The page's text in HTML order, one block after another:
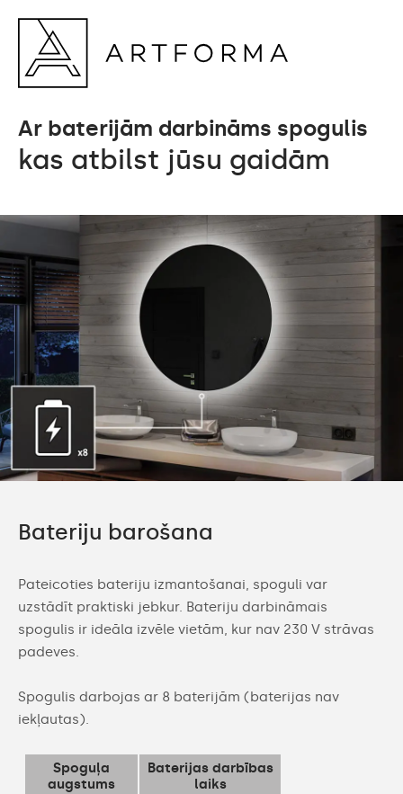
Ar baterijām darbināms spogulis
kas atbilst jūsu gaidām
Bateriju barošana
Pateicoties bateriju izmantošanai, spoguli var
uzstādīt praktiski jebkur. Bateriju darbināmais
spogulis ir ideāla izvēle vietām, kur nav 230 V strāvas
padeves.
Spogulis darbojas ar 8 baterijām (baterijas nav
iekļautas).
Spoguļa
augstums
Baterijas darbības
laiks